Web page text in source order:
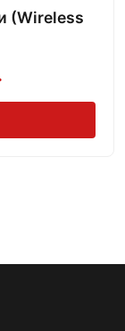
(Wireless